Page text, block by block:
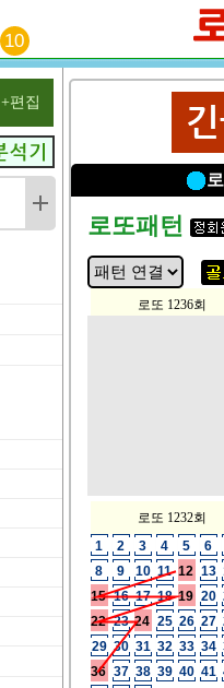
10
+편집
로또패턴
로또 1236회
로또 1232회
1
2 3 4 5
6
8
9 10 11 12 13
15 16 17 18 19 20
22 23 24 25 26 27
29 30 31 32 33 34
36 37 38 39 40 41